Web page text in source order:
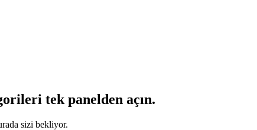
tek panelden açın.
sizi bekliyor.